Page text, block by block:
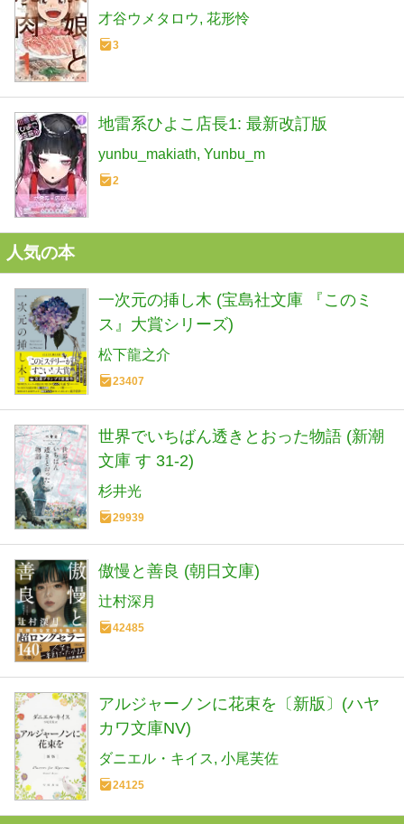
才谷ウメタロウ 花形怜
3
地雷系ひよこ店長1: 最新改訂版
yunbu_makiath Yunbu_m
2
人気の本
一次元の挿し木 (宝島社文庫 『このミ
ス』大賞シリーズ)
松下龍之介
23407
世界でいちばん透きとおった物語 (新潮
文庫 す 31-2)
杉井光
29939
傲慢と善良 (朝日文庫)
辻村深月
42485
アルジャーノンに花束を〔新版〕(ハヤ
カワ文庫NV)
ダニエル・キイス 小尾芙佐
24125